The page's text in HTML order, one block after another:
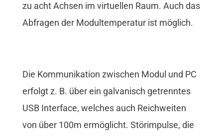
zu acht Achsen im virtuellen Raum. Auch das
Abfragen der Modultemperatur ist möglich.
Die Kommunikation zwischen Modul und PC
erfolgt z. B. über ein galvanisch getrenntes
USB Interface, welches auch Reichweiten
von über 100m ermöglicht. Störimpulse, die